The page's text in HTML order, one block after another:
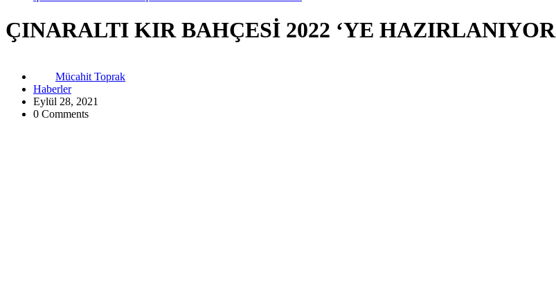
ÇINARALTI KIR BAHÇESİ 2022 ‘YE HAZIRLANIYOR
Mücahit Toprak
Haberler
Eylül 28, 2021
0 Comments